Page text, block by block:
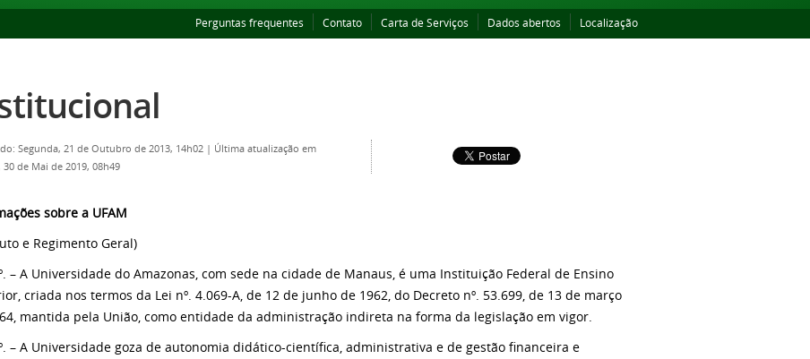
Perguntas frequentes Contato Carta de Serviços Dados abertos Localização
Segunda, 21 de Outubro de 2013, 14h02 | Última atualização em
de Mai de 2019, 08h49
sobre a UFAM
e Regimento Geral)
– A Universidade do Amazonas, com sede na cidade de Manaus, é uma Instituição Federal de Ensino
criada nos termos da Lei nº. 4.069-A, de 12 de junho de 1962, do Decreto nº. 53.699, de 13 de março
mantida pela União, como entidade da administração indireta na forma da legislação em vigor.
– A Universidade goza de autonomia didático-científica, administrativa e de gestão financeira e